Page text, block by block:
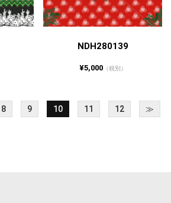
NDH280139
¥5,000（税別）
8 9 10 11 12 ≫